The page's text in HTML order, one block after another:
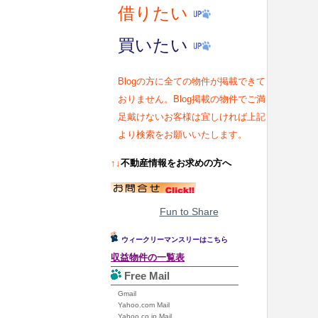
借りたい
買いたい
Blogの方に全ての物件が掲載できて
おりません。Blog掲載の物件でご満
足戴けないお客様は宜しければ上記
より検索をお願いいたします。
↑↓不動産情報をお求めの方へ
Fun to Share
ウィークリーマンスリーはこちら
収益物件の一覧表
Free Mail
Gmail
Yahoo.com Mail